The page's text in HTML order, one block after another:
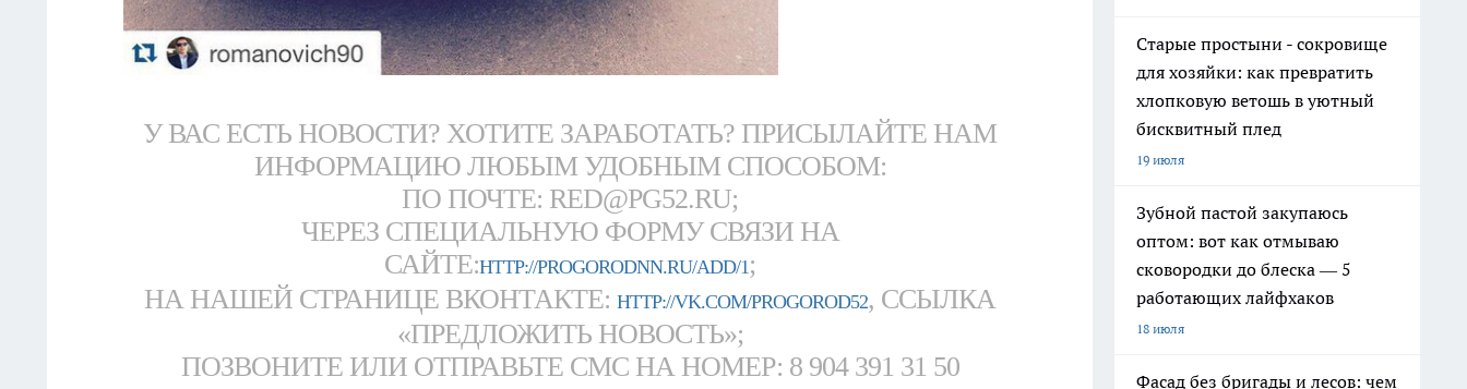
У ВАС ЕСТЬ НОВОСТИ? ХОТИТЕ ЗАРАБОТАТЬ? ПРИСЫЛАЙТЕ НАМ
ИНФОРМАЦИЮ ЛЮБЫМ УДОБНЫМ СПОСОБОМ:
ПО ПОЧТЕ: RED@PG52.RU;
ЧЕРЕЗ СПЕЦИАЛЬНУЮ ФОРМУ СВЯЗИ НА
САЙТЕ:HTTP://PROGORODNN.RU/ADD/1;
НА НАШЕЙ СТРАНИЦЕ ВКОНТАКТЕ: HTTP://VK.COM/PROGOROD52, ССЫЛКА
«ПРЕДЛОЖИТЬ НОВОСТЬ»;
ПОЗВОНИТЕ ИЛИ ОТПРАВЬТЕ СМС НА НОМЕР: 8 904 391 31 50
Старые простыни - сокровище
для хозяйки: как превратить
хлопковую ветошь в уютный
бисквитный плед
19 июля
Зубной пастой закупаюсь
оптом: вот как отмываю
сковородки до блеска — 5
работающих лайфхаков
18 июля
Фасад без бригады и лесов: чем